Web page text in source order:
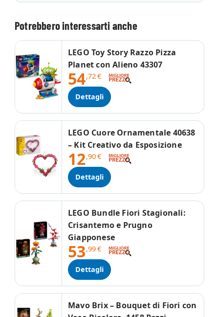
Potrebbero interessarti anche
LEGO Toy Story Razzo Pizza
Planet con Alieno 43307
54,72€
Dettagli
LEGO Cuore Ornamentale 40638
– Kit Creativo da Esposizione
12,90€
Dettagli
LEGO Bundle Fiori Stagionali:
Crisantemo e Prugno
Giapponese
53,99€
Dettagli
Mavo Brix – Bouquet di Fiori con